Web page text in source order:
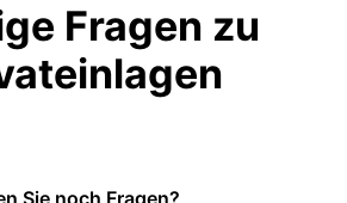
Fragen zu
Sie noch Fragen?